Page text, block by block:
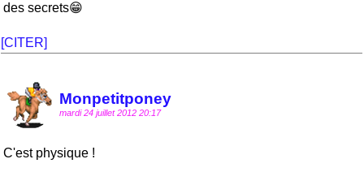
des secrets😁
[CITER]
Monpetitponey
mardi 24 juillet 2012 20:17
C'est physique !